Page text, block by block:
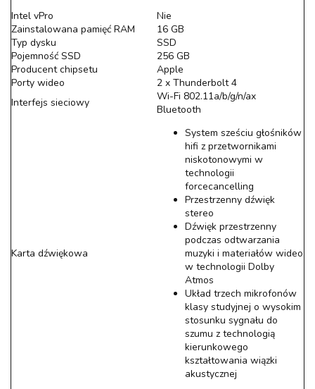
Intel vPro
Nie
Zainstalowana pamięć RAM
16 GB
Typ dysku
SSD
Pojemność SSD
256 GB
Producent chipsetu
Apple
Porty wideo
2 x Thunderbolt 4
Interfejs sieciowy
Wi-Fi 802.11a/b/g/n/ax
Bluetooth
Karta dźwiękowa
System sześciu głośników
hifi z przetwornikami
niskotonowymi w
technologii
forcecancelling
Przestrzenny dźwięk
stereo
Dźwięk przestrzenny
podczas odtwarzania
muzyki i materiałów wideo
w technologii Dolby
Atmos
Układ trzech mikrofonów
klasy studyjnej o wysokim
stosunku sygnału do
szumu z technologią
kierunkowego
kształtowania wiązki
akustycznej